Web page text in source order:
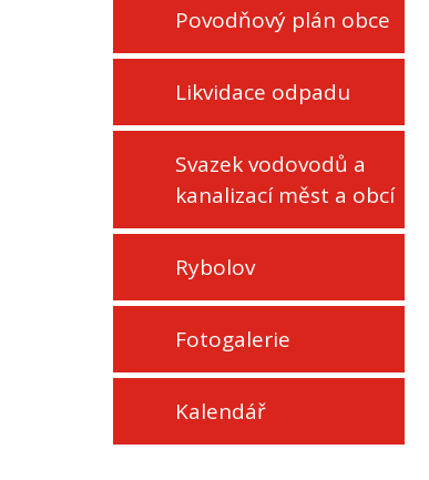
Povodňový plán obce
Likvidace odpadu
Svazek vodovodů a
kanalizací měst a obcí
Rybolov
Fotogalerie
Kalendář